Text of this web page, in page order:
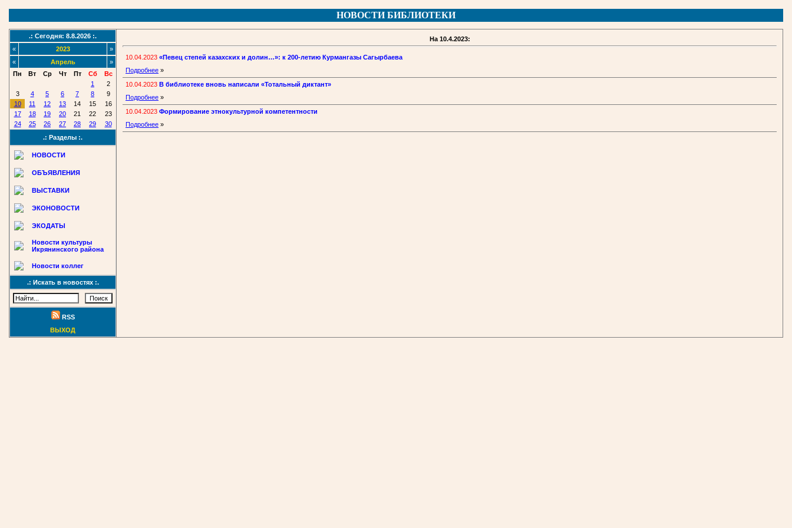
НОВОСТИ БИБЛИОТЕКИ
.: Сегодня: 8.8.2026 :.
«
2023
»
«
Апрель
»
Пн
Вт Ср Чт Пт Сб
Вс
1
2
3
4 5 6 7 8
9
10
11 12 13 14 15
16
17
18 19 20 21 22
23
24
25 26 27 28 29
30
.: Разделы :.
НОВОСТИ
ОБЪЯВЛЕНИЯ
ВЫСТАВКИ
ЭКОНОВОСТИ
ЭКОДАТЫ
Новости культуры
Икрянинского района
Новости коллег
.: Искать в новостях :.
RSS
ВЫХОД
На 10.4.2023:
10.04.2023 «Певец степей казахских и долин…»: к 200-летию Курмангазы Сагырбаева
Подробнее »
10.04.2023 В библиотеке вновь написали «Тотальный диктант»
Подробнее »
10.04.2023 Формирование этнокультурной компетентности
Подробнее »